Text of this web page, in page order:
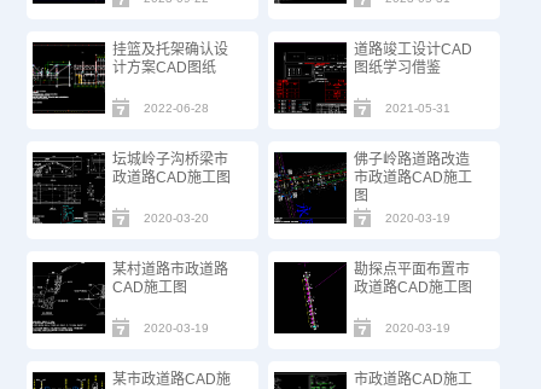
挂篮及托架确认设
计方案CAD图纸
2022-06-28
道路竣工设计CAD
图纸​学习借鉴
2021-05-31
坛城岭子沟桥梁市
政道路CAD施工图
2020-03-20
佛子岭路道路改造
市政道路CAD施工
图
2020-03-19
某村道路市政道路
CAD施工图
2020-03-19
勘探点平面布置市
政道路CAD施工图
2020-03-19
某市政道路CAD施
市政道路CAD施工